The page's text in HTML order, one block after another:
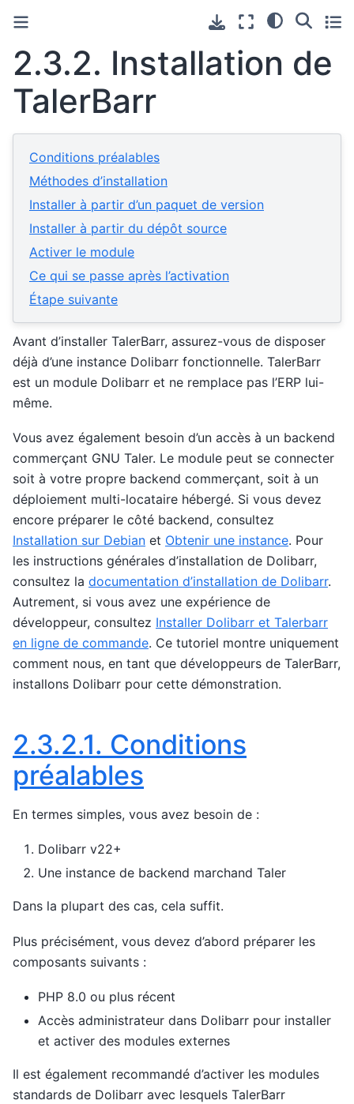
2.3.2. Installation de
TalerBarr
Conditions préalables
Méthodes d’installation
Installer à partir d’un paquet de version
Installer à partir du dépôt source
Activer le module
Ce qui se passe après l’activation
Étape suivante
Avant d’installer TalerBarr, assurez-vous de disposer
déjà d’une instance Dolibarr fonctionnelle. TalerBarr
est un module Dolibarr et ne remplace pas l’ERP lui-
même.
Vous avez également besoin d’un accès à un backend
commerçant GNU Taler. Le module peut se connecter
soit à votre propre backend commerçant, soit à un
déploiement multi-locataire hébergé. Si vous devez
encore préparer le côté backend, consultez
Installation sur Debian et Obtenir une instance. Pour
les instructions générales d’installation de Dolibarr,
consultez la documentation d’installation de Dolibarr.
Autrement, si vous avez une expérience de
développeur, consultez Installer Dolibarr et Talerbarr
en ligne de commande. Ce tutoriel montre uniquement
comment nous, en tant que développeurs de TalerBarr,
installons Dolibarr pour cette démonstration.
2.3.2.1. Conditions
préalables
En termes simples, vous avez besoin de :
Dolibarr v22+
Une instance de backend marchand Taler
Dans la plupart des cas, cela suffit.
Plus précisément, vous devez d’abord préparer les
composants suivants :
PHP 8.0 ou plus récent
Accès administrateur dans Dolibarr pour installer
et activer des modules externes
Il est également recommandé d’activer les modules
standards de Dolibarr avec lesquels TalerBarr